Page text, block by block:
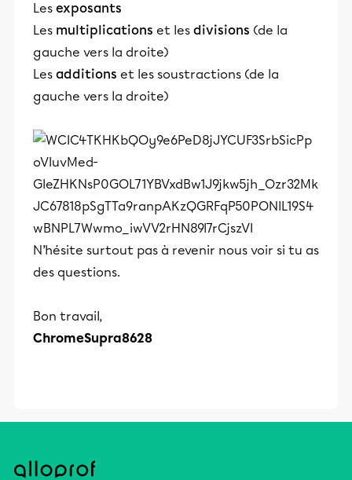
Les exposants
Les multiplications et les divisions (de la
gauche vers la droite)
Les additions et les soustractions (de la
gauche vers la droite)
N’hésite surtout pas à revenir nous voir si tu as
des questions.
Bon travail,
ChromeSupra8628